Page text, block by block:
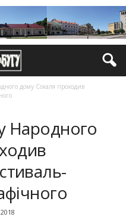
дому Сокаля проходив
Народного